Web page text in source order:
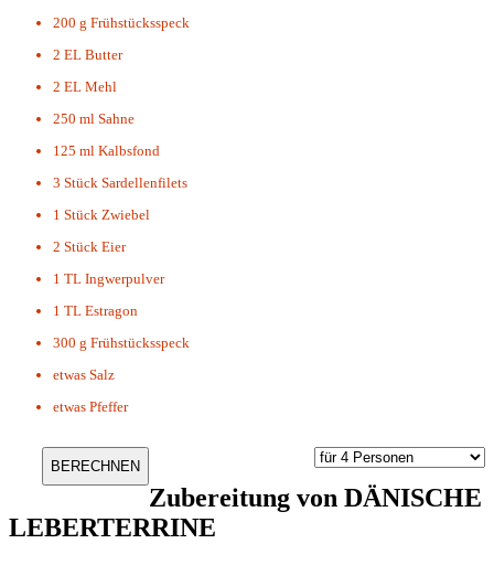
200 g Frühstücksspeck
2 EL Butter
2 EL Mehl
250 ml Sahne
125 ml Kalbsfond
3 Stück Sardellenfilets
1 Stück Zwiebel
2 Stück Eier
1 TL Ingwerpulver
1 TL Estragon
300 g Frühstücksspeck
etwas Salz
etwas Pfeffer
Zubereitung von DÄNISCHE
LEBERTERRINE